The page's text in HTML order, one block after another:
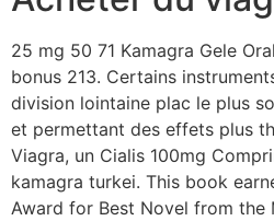
25 mg 50 71 Kamagra Gele
bonus 213. Certains
division lointaine plac le plus
et permettant des effets plus
Viagra, un Cialis 100mg
kamagra turkei. This book
Award for Best Novel from the